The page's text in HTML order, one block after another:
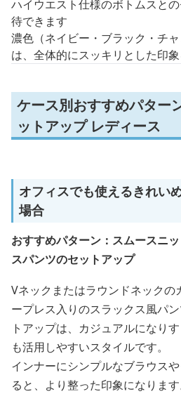
ハイウエスト仕様のボトムスと
待できます
濃色（ネイビー・ブラック・チ
は、全体的にスッキリとした印
ケース別おすすめパター
ットアップ レディース
オフィスでも使えるきれい
場合
おすすめパターン：スムースニ
スパンツのセットアップ
Vネックまたはラウンドネックの
ープレス入りのスラックス風パ
トアップは、カジュアルになり
も活用しやすいスタイルです。
インナーにシンプルなブラウス
ると、より整った印象になります